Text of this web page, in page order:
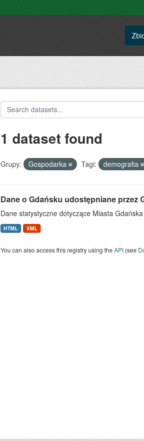
1 dataset found
Grupy: Gospodarka Tagi: demografia
Dane o Gdańsku udostępniane przez
Dane statystyczne dotyczące Miasta
HTML XML
You can also access this registry using theAPI(see